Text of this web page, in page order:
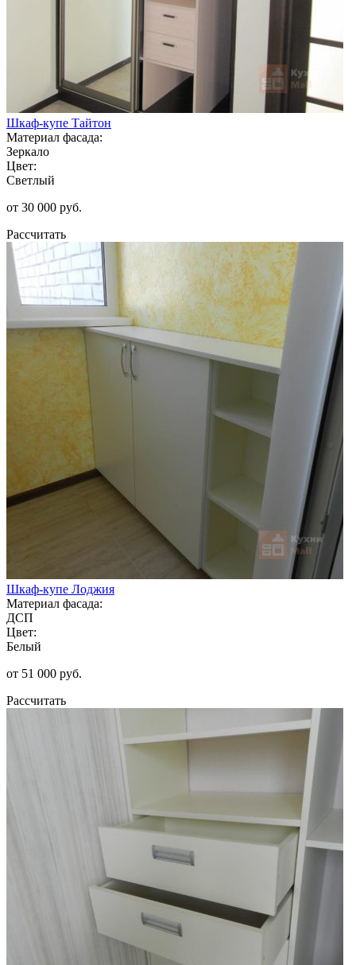
Шкаф-купе Тайтон
Материал фасада:
Зеркало
Цвет:
Светлый
от 30 000 руб.
Рассчитать
Шкаф-купе Лоджия
Материал фасада:
ДСП
Цвет:
Белый
от 51 000 руб.
Рассчитать